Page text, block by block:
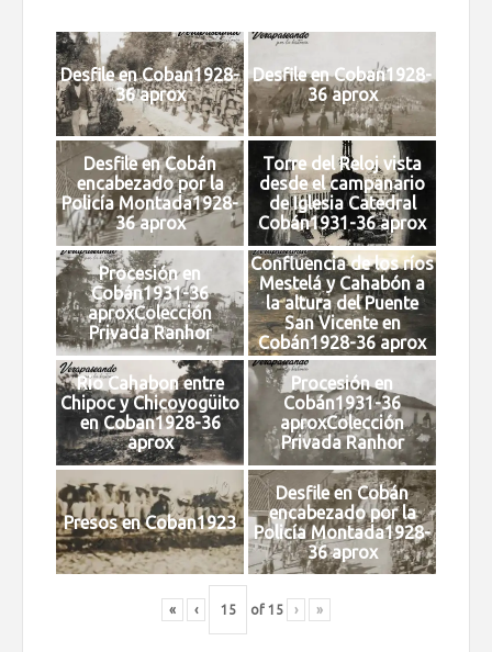
Desfile en Coban1928-
36 aprox
Desfile en Coban1928-
36 aprox
Desfile en Cobán
encabezado por la
Policía Montada1928-
36 aprox
Torre del Reloj vista
desde el campanario
de Iglesia Catedral
Cobán1931-36 aprox
Procesión en
Cobán1931-36
aproxColección
Privada Ranhor
Confluencia de los ríos
Mestelá y Cahabón a
la altura del Puente
San Vicente en
Cobán1928-36 aprox
Rio Cahabon entre
Chipoc y Chicoyogüito
en Coban1928-36
aprox
Procesión en
Cobán1931-36
aproxColección
Privada Ranhor
Presos en Coban1923
Desfile en Cobán
encabezado por la
Policía Montada1928-
36 aprox
« ‹ of 15 › »